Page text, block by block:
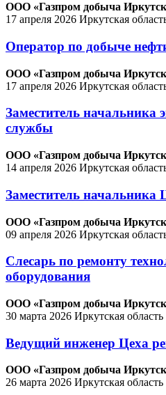
ООО «Газпром добыча
17 апреля 2026 Иркутская
Оператор по добыче
ООО «Газпром добыча
17 апреля 2026 Иркутская
Заместитель начальника
службы
ООО «Газпром добыча
14 апреля 2026 Иркутская
Заместитель
ООО «Газпром добыча
09 апреля 2026 Иркутская
Слесарь по ремонту
оборудования
ООО «Газпром добыча
30 марта 2026 Иркутская область
Ведущий инженер Цеха
ООО «Газпром добыча
26 марта 2026 Иркутская область